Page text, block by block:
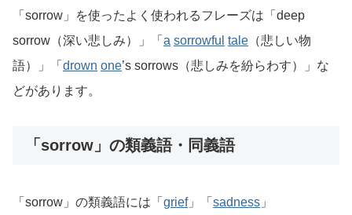
「sorrow」を使ったよく使われるフレーズは「deep
sorrow（深い悲しみ）」「 a sorrowful tale （悲しい物
語）」「 drown one’s sorrows（悲しみを紛らわす）」な
どがあります。
「sorrow」の類義語・同義語
「sorrow」の類義語には「 grief」「 sadness 」